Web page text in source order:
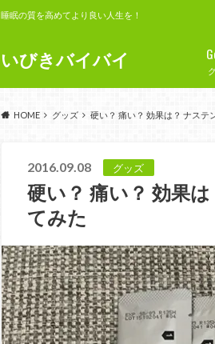
いびきバイバイ
睡眠の質を高めてより良い人生を！
HOME グッズ 硬い？ 痛い？ 効果は？ ナステ
2016.09.08 グッズ
硬い？ 痛い？ 効果
てみた